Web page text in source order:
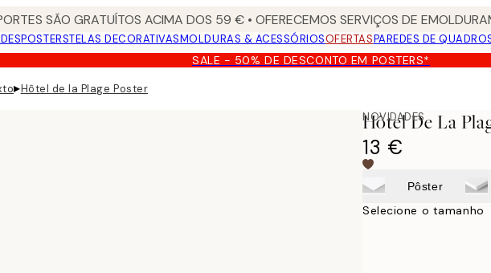
SÃO GRATUÍTOS ACIMA DOS 59 € • OFERECEMOS SERVIÇOS DE
POSTERSTELAS DECORATIVASMOLDURAS & ACESSÓRIOSOFERTASPAREDES DE
SALE - 50% DE DESCONTO EM POSTERS*
▸Hôtel de la Plage Poster
NOVIDADES
Hôtel De La
13 €
Pôster
Selecione o tamanho